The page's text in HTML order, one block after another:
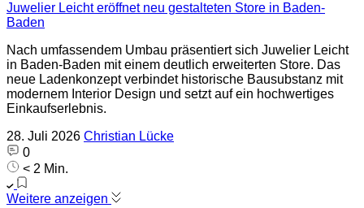
Juwelier Leicht eröffnet neu gestalteten Store in Baden-
Baden
Nach umfassendem Umbau präsentiert sich Juwelier Leicht
in Baden-Baden mit einem deutlich erweiterten Store. Das
neue Ladenkonzept verbindet historische Bausubstanz mit
modernem Interior Design und setzt auf ein hochwertiges
Einkaufserlebnis.
28. Juli 2026 Christian Lücke
0
< 2 Min.
Weitere anzeigen